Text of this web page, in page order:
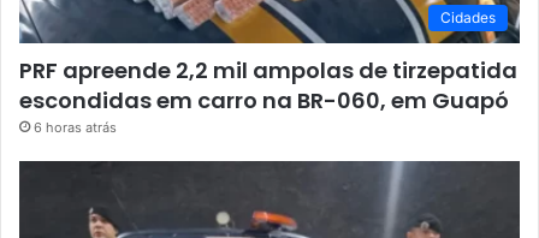
Cidades
PRF apreende 2,2 mil ampolas de tirzepatida
escondidas em carro na BR-060, em Guapó
6 horas atrás